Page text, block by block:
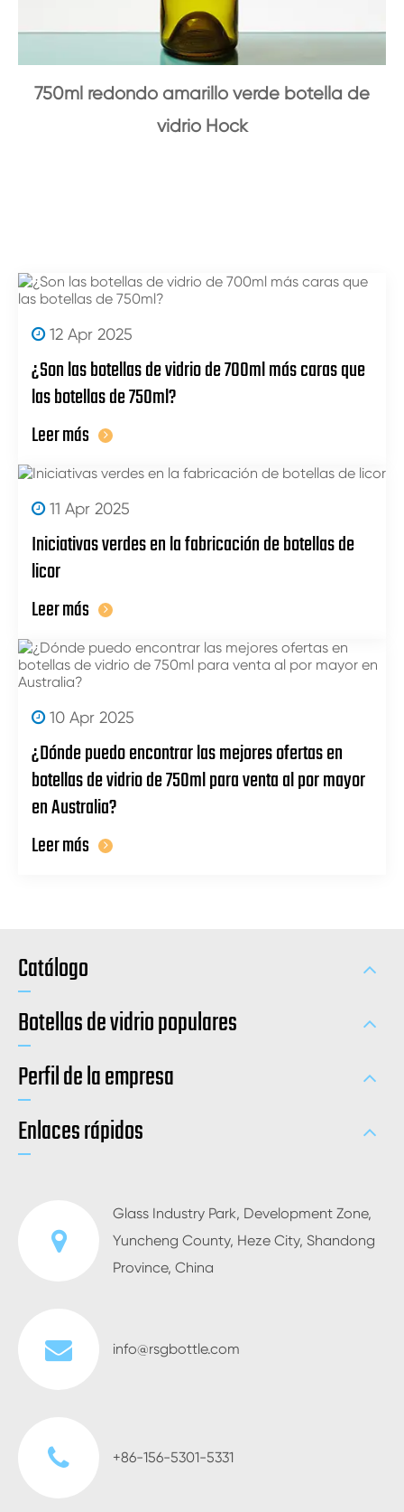
750ml redondo amarillo verde botella de
vidrio Hock
12 Apr 2025
¿Son las botellas de vidrio de 700ml más caras que
las botellas de 750ml?
Leer más
11 Apr 2025
Iniciativas verdes en la fabricación de botellas de
licor
Leer más
10 Apr 2025
¿Dónde puedo encontrar las mejores ofertas en
botellas de vidrio de 750ml para venta al por mayor
en Australia?
Leer más
Catálogo
Botellas de vidrio populares
Perfil de la empresa
Enlaces rápidos
Glass Industry Park, Development Zone,
Yuncheng County, Heze City, Shandong
Province, China
info@rsgbottle.com
+86-156-5301-5331